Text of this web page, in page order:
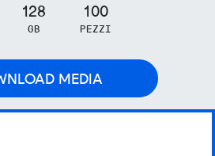
128
GB
100
PEZZI
MEDIA